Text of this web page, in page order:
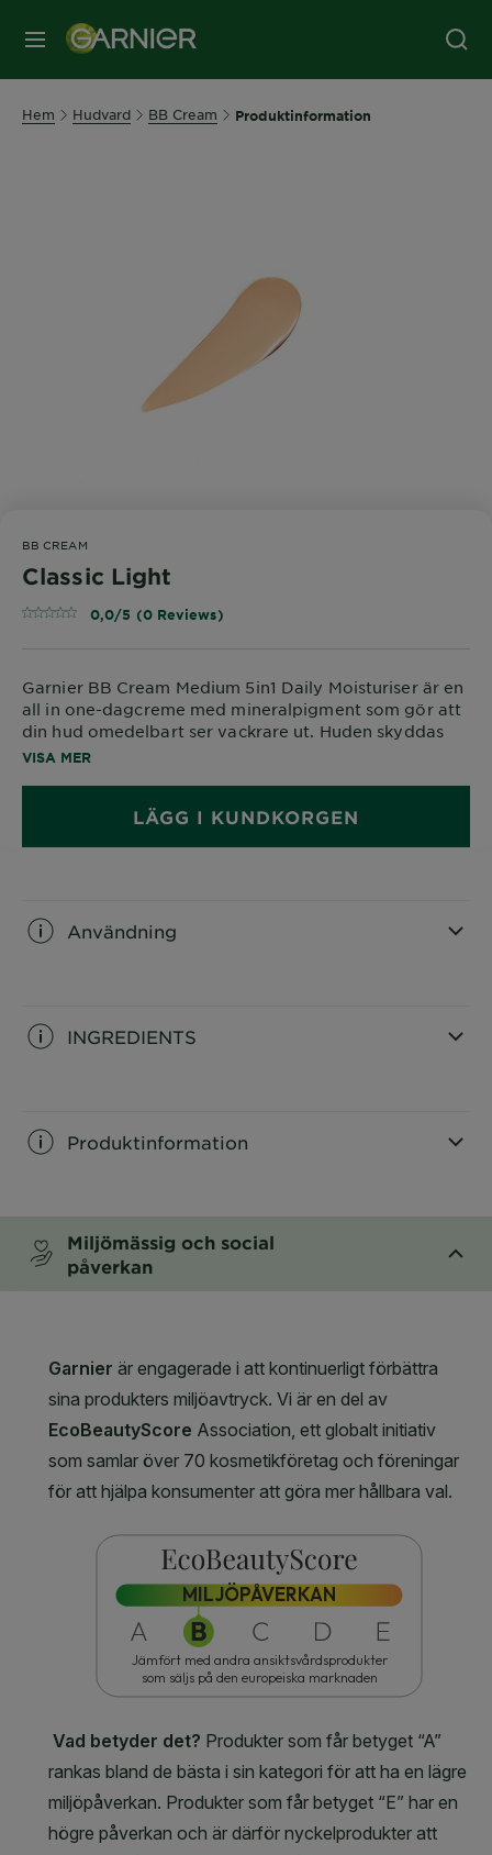
MENY
Hem Hudvard BB Cream Produktinformation
BB CREAM
Classic Light
0,0/5 (0 Reviews)
Garnier BB Cream Medium 5in1 Daily Moisturiser är en
all in one-dagcreme med mineralpigment som gör att
din hud omedelbart ser vackrare ut. Huden skyddas
och återfuktas och hudtonen verkar jämnare och ha
VISA MER
LÄGG I KUNDKORGEN
Användning
INGREDIENTS
Produktinformation
Miljömässig och social
påverkan